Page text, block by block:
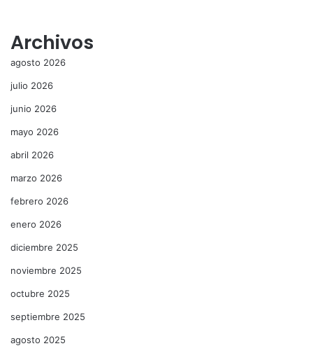
Archivos
agosto 2026
julio 2026
junio 2026
mayo 2026
abril 2026
marzo 2026
febrero 2026
enero 2026
diciembre 2025
noviembre 2025
octubre 2025
septiembre 2025
agosto 2025